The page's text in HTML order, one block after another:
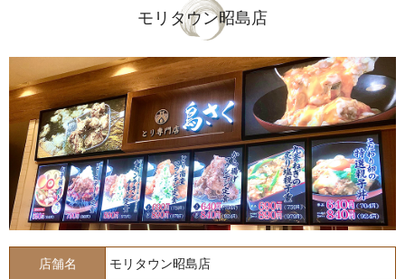
モリタウン昭島店
店舗名 モリタウン昭島店